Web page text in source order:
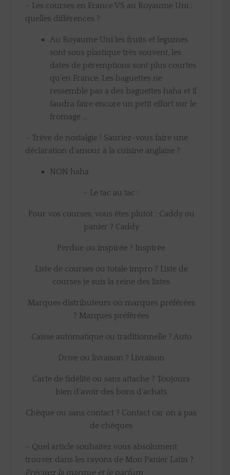
– Les courses en France VS au Royaume Uni :
quelles différences ?
Au Royaume Uni les fruits et legumes
sont sous plastique très souvent, les
dates de péremptions sont plus courtes
qu’en France. Les baguettes ne
ressemble pas a des baguettes haha et il
faudra faire encore un petit effort sur le
fromage …
– Trêve de nostalgie ! Sauriez-vous faire une
déclaration d’amour à la cuisine anglaise ?
NON haha
– Le tac au tac :
Pour vos courses, vous êtes plutôt : Caddy ou
panier ? Caddy
Perdue ou inspirée ? Inspirée
Liste de courses ou totale impro ? Liste de
courses je suis la reine des listes
Marques distributeurs ou marques préférées
? Marques préfèrées
Caisse automatique ou traditionnelle ? Auto
Drive ou livraison ? Livraison
Carte de fidélité ou sans attache ? Toujours
bien d’avoir des bons d’achats
Chèque ou sans contact ? Contact car on a pas
de chèques
– Quel article souhaitez vous absolument
trouver dans les rayons de Mon Panier Latin ?
Précisez la marque et le parfum